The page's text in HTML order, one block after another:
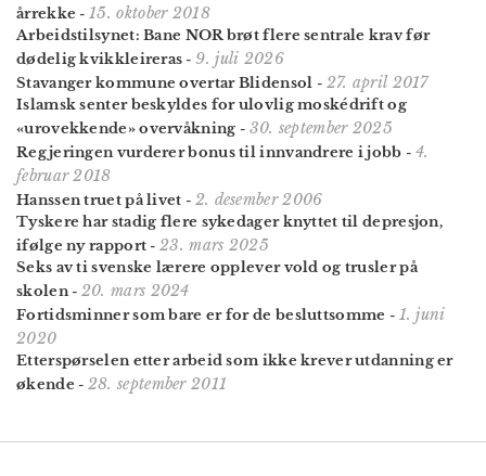
årrekke -15. oktober 2018
Arbeidstilsynet: Bane NOR brøt flere sentrale krav før
døde­lig kvikk­leireras -9. juli 2026
Stavanger kommune overtar Blidensol - 27. april 2017
Islamsk senter beskyldes for ulovlig moské­drift og
«urovekkende» overvåkning - 30. september 2025
Regjeringen vurderer bonus til innvandrere i jobb - 4.
februar 2018
Hanssen truet på livet - 2. desember 2006
Tyskere har stadig flere sykedager knyttet til depresjon,
ifølge ny rapport -23. mars 2025
Seks av ti svenske lærere opplever vold og trusler på
skolen- 20. mars 2024
Fortidsminner som bare er for de besluttsomme - 1. juni
2020
Etterspørselen etter arbeid som ikke krever utdanning er
økende - 28. september 2011